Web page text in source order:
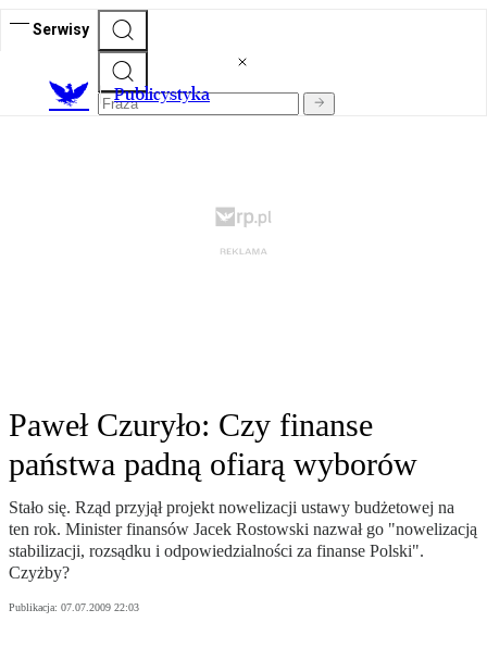
Serwisy
Publicystyka
Paweł Czuryło: Czy finanse
państwa padną ofiarą wyborów
Stało się. Rząd przyjął projekt nowelizacji ustawy budżetowej na
ten rok. Minister finansów Jacek Rostowski nazwał go "nowelizacją
stabilizacji, rozsądku i odpowiedzialności za finanse Polski".
Czyżby?
Publikacja: 07.07.2009 22:03